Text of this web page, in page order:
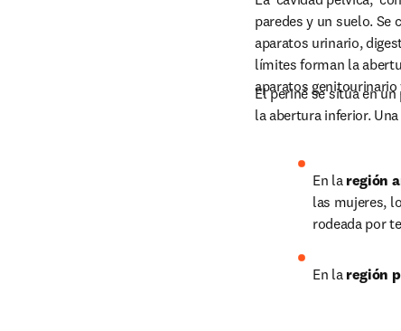
paredes y un suelo.
aparatos urinario,
límites forman la
aparatos genitourinario
El periné se sitúa en
la abertura inferior.
En la región
las mujeres,
rodeada por
En la región